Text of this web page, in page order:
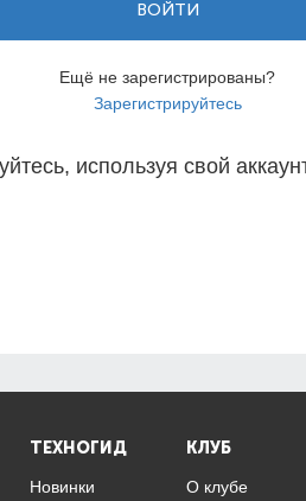
ВОЙТИ
Ещё не зарегистрированы?
Зарегистрируйтесь
используя свой
ТЕХНОГИД
Новинки
КЛУБ
О клубе